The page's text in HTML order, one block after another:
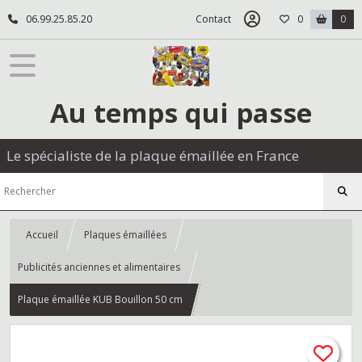
06.99.25.85.20 Contact 0 0
Au temps qui passe
Le spécialiste de la plaque émaillée en France
Accueil Plaques émaillées
Publicités anciennes et alimentaires
Plaque émaillée KUB Bouillon 50 cm